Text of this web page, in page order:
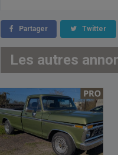
Partager Twitter
Les autres